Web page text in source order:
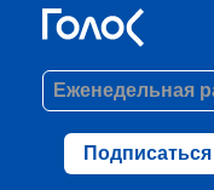
Подписаться